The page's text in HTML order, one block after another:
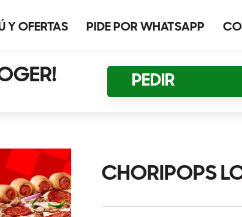
Y OFERTAS PIDE POR WHATSAPP
PEDIR
CHORIPOPS